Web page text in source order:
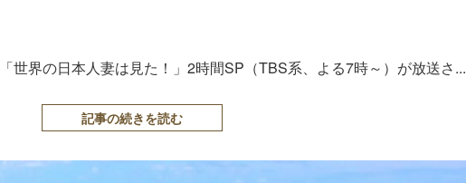
世界の日本人妻は見た！」2時間SP（TBS系、よる7時～）が放送さ...
記事の続きを読む